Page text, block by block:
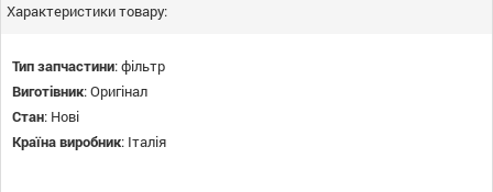
Характеристики товару:
Тип запчастини:фільтр
Виготівник:Оригінал
Стан: Нові
Країна виробник: Італія